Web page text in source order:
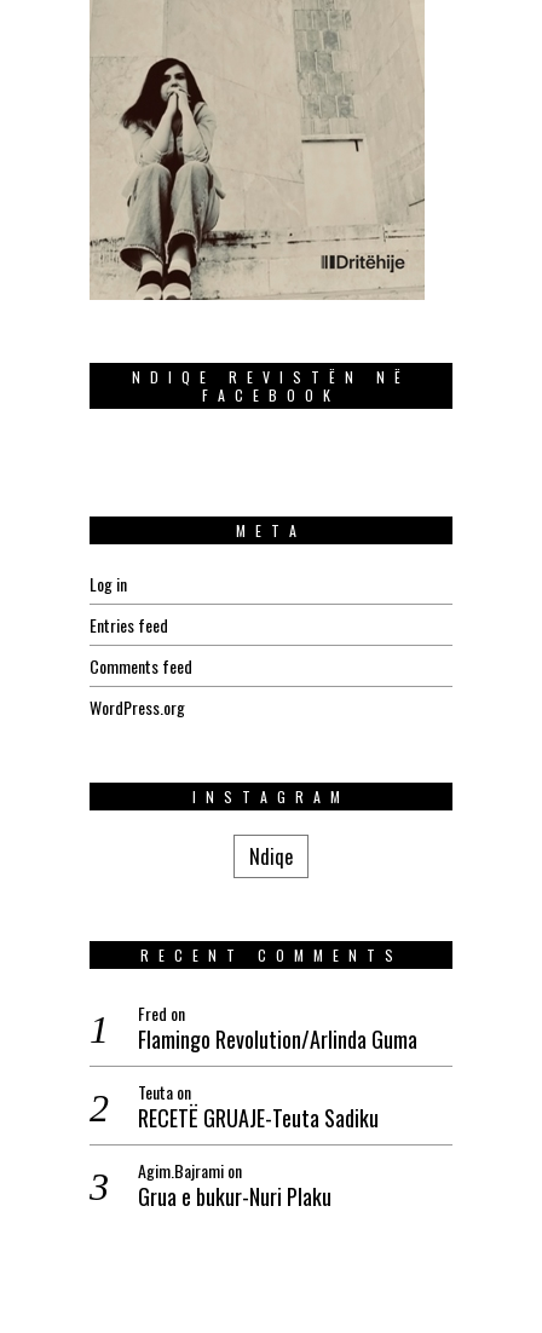
NDIQE REVISTËN NË
FACEBOOK
META
Log in
Entries feed
Comments feed
WordPress.org
INSTAGRAM
Ndiqe
RECENT COMMENTS
Fred on
Flamingo Revolution/Arlinda Guma
Teutaon
RECETË GRUAJE-Teuta Sadiku
Agim.Bajramion
Grua e bukur-Nuri Plaku